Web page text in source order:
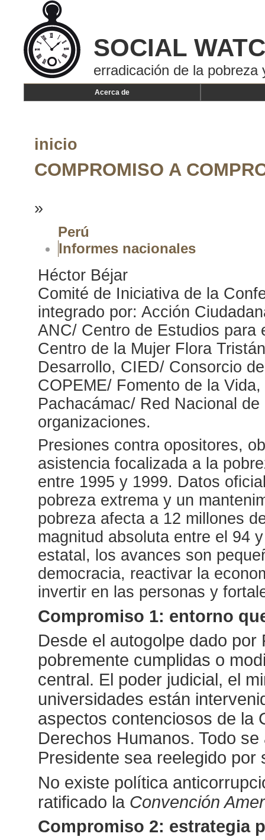
SOCIAL
erradicación de la pobreza
Acerca de
inicio
COMPROMISO A
»
Perú
Informes nacionales
Héctor Béjar
Comité de Iniciativa de la
integrado por: Acción
ANC/ Centro de Estudios para
Centro de la Mujer Flora
Desarrollo, CIED/ Consorcio
COPEME/ Fomento de la
Pachacámac/ Red Nacional
organizaciones.
Presiones contra opositores,
asistencia focalizada a la
entre 1995 y 1999. Datos
pobreza extrema y un
pobreza afecta a 12 millones
magnitud absoluta entre el 94
estatal, los avances son
democracia, reactivar la
invertir en las personas y
Compromiso 1: entorno
Desde el autogolpe dado
pobremente cumplidas o
central. El poder judicial, el
universidades están
aspectos contenciosos de la
Derechos Humanos. Todo
Presidente sea reelegido
No existe política
ratificado la Convención
Compromiso 2: estrategia